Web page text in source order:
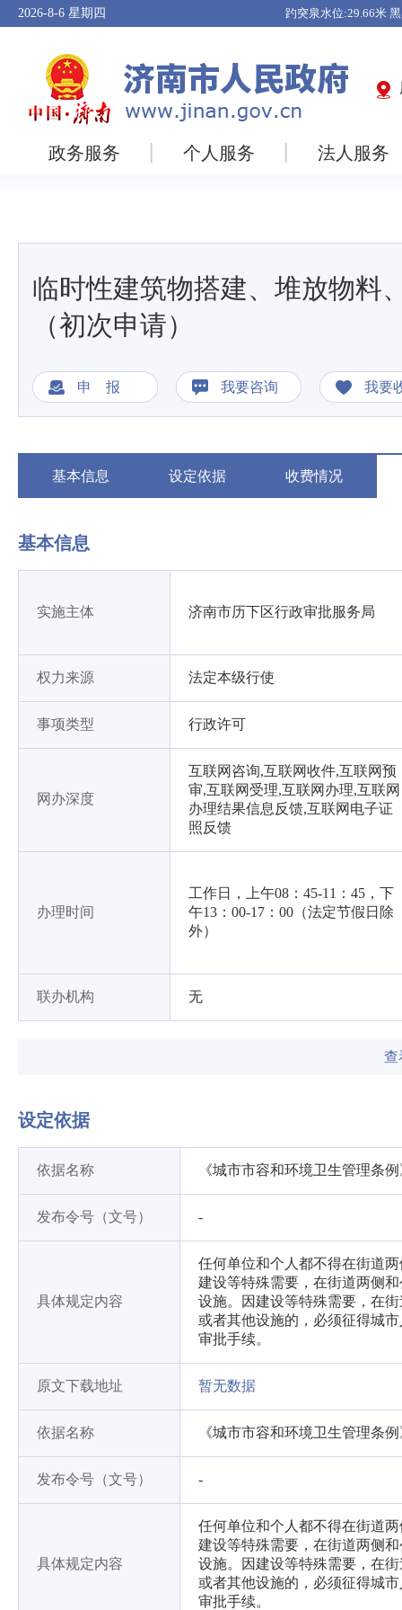
2026-8-6 星期四
政务服务 个人服务 法人服务
临时性建筑物搭建、堆放物料
（初次申请）
申 报 我要咨询 我要
基本信息 设定依据 收费情况
基本信息
实施主体 济南市历下区行政审批服务局
权力来源 法定本级行使
事项类型 行政许可
网办深度
互联网咨询,互联网收件,互联网预
审,互联网受理,互联网办理,互联网
办理结果信息反馈,互联网电子证
照反馈
办理时间
工作日，上午08：45-11：45，下
午13：00-17：00（法定节假日除
外）
联办机构 无
查
设定依据
依据名称 《城市市容和环境卫生管理条
发布令号（文号） -
具体规定内容
任何单位和个人都不得在街道
建设等特殊需要，在街道两侧
设施。因建设等特殊需要，在
或者其他设施的，必须征得城
审批手续。
原文下载地址 暂无数据
依据名称 《城市市容和环境卫生管理条
发布令号（文号） -
具体规定内容
任何单位和个人都不得在街道
建设等特殊需要，在街道两侧
设施。因建设等特殊需要，在
或者其他设施的，必须征得城
审批手续。